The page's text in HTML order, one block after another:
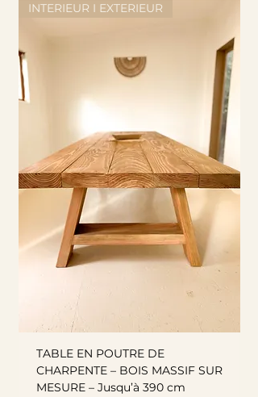
INTERIEUR I EXTERIEUR
TABLE EN POUTRE DE
CHARPENTE – BOIS MASSIF SUR
MESURE – Jusqu’à 390 cm